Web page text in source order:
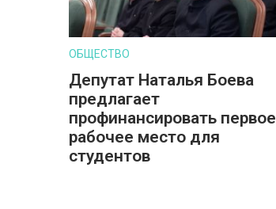
ОБЩЕСТВО
Депутат Наталья Боева
предлагает
профинансировать первое
рабочее место для
студентов